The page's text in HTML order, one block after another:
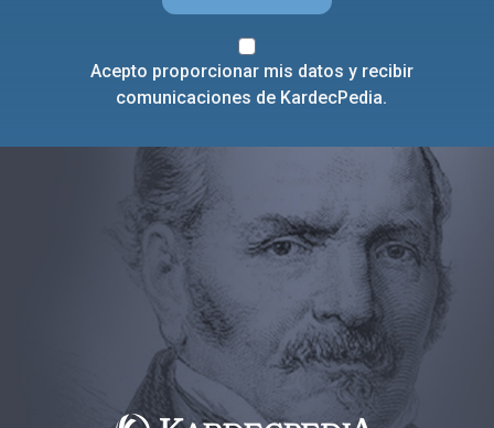
Acepto proporcionar mis datos y recibir
comunicaciones de KardecPedia.